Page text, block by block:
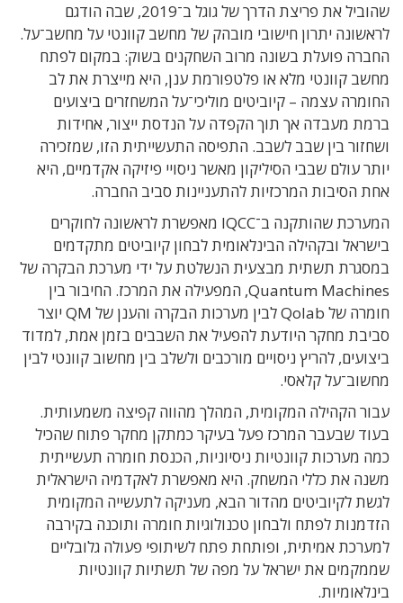
שהוביל את פריצת הדרך של גוגל ב־2019, שבה הודגם
לראשונה יתרון חישובי מובהק של מחשב קוונטי על מחשב־על.
החברה פועלת בשונה מרוב השחקנים בשוק: במקום לפתח
מחשב קוונטי מלא או פלטפורמת ענן, היא מייצרת את לב
החומרה עצמה – קיוביטים מוליכי־על המשחזרים ביצועים
ברמת מעבדה אך תוך הקפדה על הנדסת ייצור, אחידות
ושחזור בין שבב לשבב. התפיסה התעשייתית הזו, שמזכירה
יותר עולם שבבי הסיליקון מאשר ניסויי פיזיקה אקדמיים, היא
אחת הסיבות המרכזיות להתעניינות סביב החברה.
המערכת שהותקנה ב־IQCC מאפשרת לראשונה לחוקרים
בישראל ובקהילה הבינלאומית לבחון קיוביטים מתקדמים
במסגרת תשתית מבצעית הנשלטת על ידי מערכת הבקרה של
Quantum Machines, המפעילה את המרכז. החיבור בין
חומרה של Qolab לבין מערכות הבקרה והענן של QM יוצר
סביבת מחקר היודעת להפעיל את השבבים בזמן אמת, למדוד
ביצועים, להריץ ניסויים מורכבים ולשלב בין מחשוב קוונטי לבין
מחשוב־על קלאסי.
עבור הקהילה המקומית, המהלך מהווה קפיצה משמעותית.
בעוד שבעבר המרכז פעל בעיקר כמתקן מחקר פתוח שהכיל
כמה מערכות קוונטיות ניסיוניות, הכנסת חומרה תעשייתית
משנה את כללי המשחק. היא מאפשרת לאקדמיה הישראלית
לגשת לקיוביטים מהדור הבא, מעניקה לתעשייה המקומית
הזדמנות לפתח ולבחון טכנולוגיות חומרה ותוכנה בקירבה
למערכת אמיתית, ופותחת פתח לשיתופי פעולה גלובליים
שממקמים את ישראל על מפה של תשתיות קוונטיות
בינלאומיות.